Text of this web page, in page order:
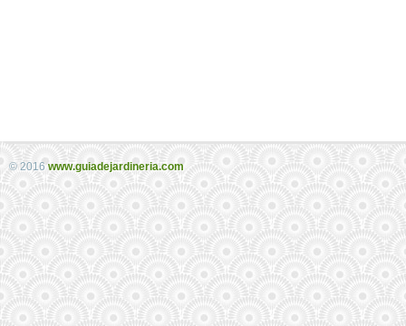
© 2016www.guiadejardineria.com